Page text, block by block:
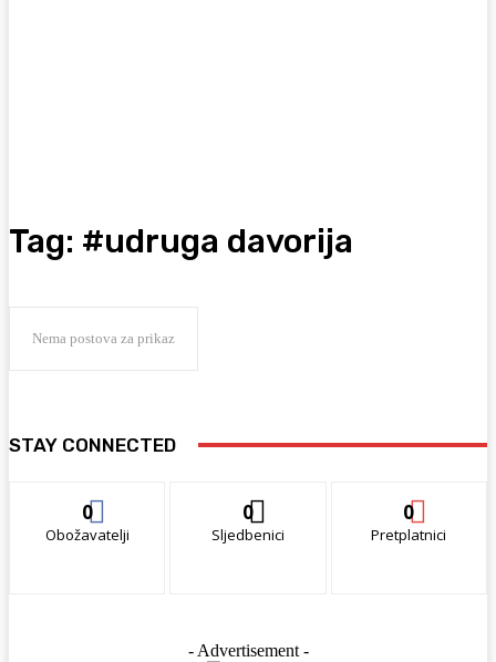
Tag: #udruga davorija
Nema postova za prikaz
STAY CONNECTED
0
Obožavatelji
0
Sljedbenici
0
Pretplatnici
- Advertisement -